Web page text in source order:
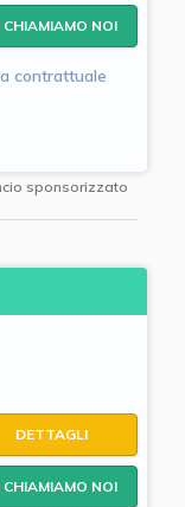
CHIAMIAMO NOI
contrattuale
sponsorizzato
DETTAGLI
CHIAMIAMO NOI